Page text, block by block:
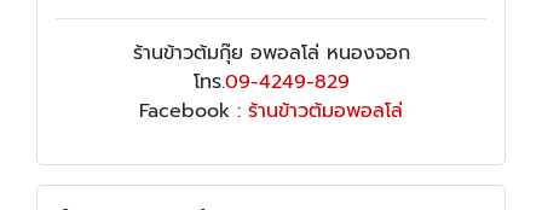
ร้านข้าวต้มกุ๊ย อพอลโล่ หนองจอก
โทร.09-4249-829
Facebook : ร้านข้าวต้มอพอลโล่